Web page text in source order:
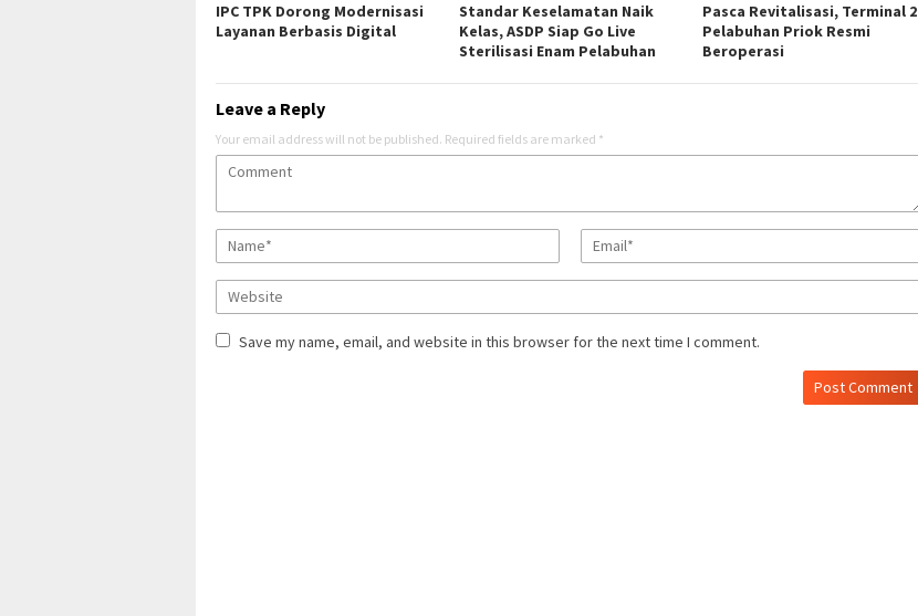
IPC TPK Dorong Modernisasi
Layanan Berbasis Digital
Standar Keselamatan Naik
Kelas, ASDP Siap Go Live
Sterilisasi Enam Pelabuhan
Pasca Revitalisasi, Terminal 2
Pelabuhan Priok Resmi
Beroperasi
Leave a Reply
Your email address will not be published. Required fields are marked *
Save my name, email, and website in this browser for the next time I comment.